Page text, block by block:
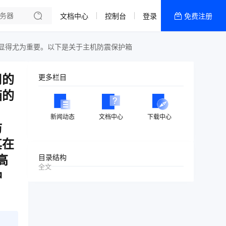
文档中心 控制台 登录 免费注册
更多栏目
新闻动态 文档中心 下载中心
目录结构
全文